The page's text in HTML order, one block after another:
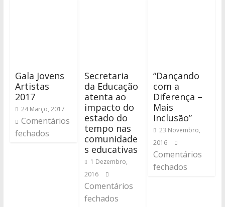
Gala Jovens
Artistas
2017
24 Março, 2017
Comentários
fechados
Secretaria
da Educação
atenta ao
impacto do
estado do
tempo nas
comunidade
s educativas
1 Dezembro,
2016
Comentários
fechados
“Dançando
com a
Diferença –
Mais
Inclusão”
23 Novembro,
2016
Comentários
fechados